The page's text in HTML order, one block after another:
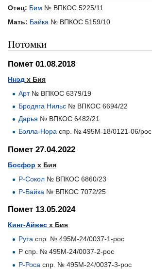
Отец: Бим № ВПКОС 5225/11
Мать: Байка № ВПКОС 5159/10
Потомки
Помет 01.08.2018
Ннэд х Бия
Арт№ ВПКОС 6379/19
Бродяга Нильс № ВПКОС 6694/22
Дарья № ВПКОС 6482/21
Бэлла-Нора спр. № 495М-18/0121-06/рос
Помет 27.04.2022
Босфор х Бия
Р-Сокол № ВПКОС 6860/23
Р-Байка № ВПКОС 7072/25
Помет 13.05.2024
Кинг-Айвес х Бия
Рута спр. № 495М-24/0037-1-рос
P спр. № 495М-24/0037-2-рос
Р-Роса спр. № 495М-24/0037-3-рос